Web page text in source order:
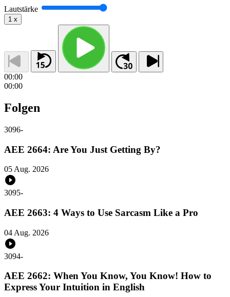
Lautstärke
1 x
00:00
00:00
Folgen
3096-
AEE 2664: Are You Just Getting By?
05 Aug. 2026
3095-
AEE 2663: 4 Ways to Use Sarcasm Like a Pro
04 Aug. 2026
3094-
AEE 2662: When You Know, You Know! How to
Express Your Intuition in English